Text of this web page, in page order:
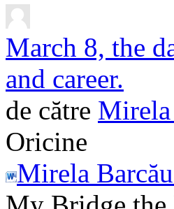
March 8, the
and career.
de către Mirela
Oricine
Mirela